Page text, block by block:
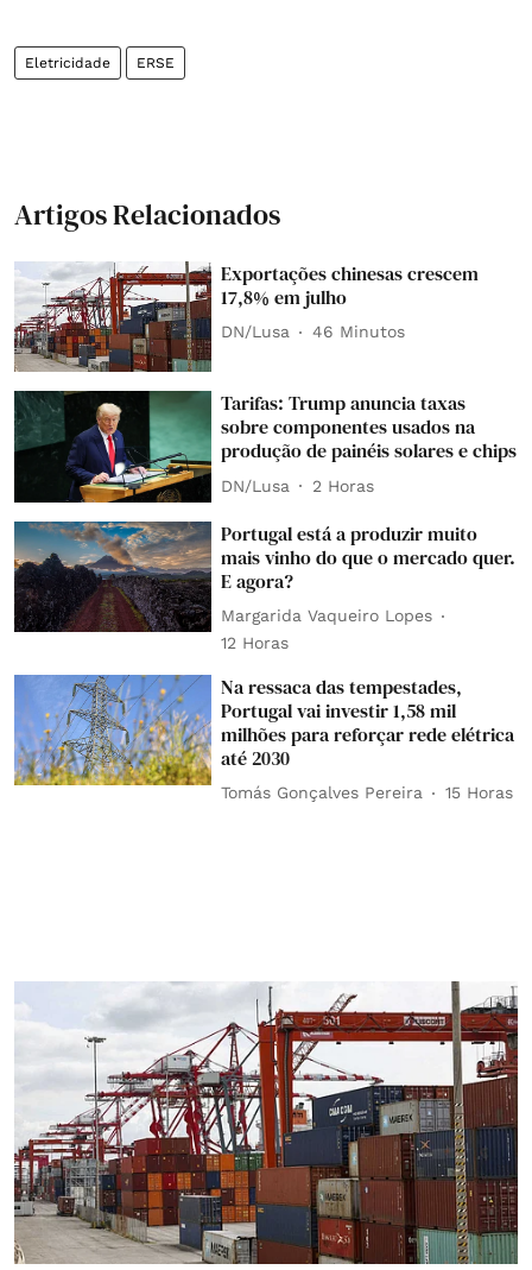
Eletricidade ERSE
Artigos Relacionados
Exportações chinesas crescem
17,8% em julho
DN/Lusa 46 Minutos
Tarifas: Trump anuncia taxas
sobre componentes usados na
produção de painéis solares e chips
DN/Lusa 2 Horas
Portugal está a produzir muito
mais vinho do que o mercado quer.
E agora?
Margarida Vaqueiro Lopes
12 Horas
Na ressaca das tempestades,
Portugal vai investir 1,58 mil
milhões para reforçar rede elétrica
até 2030
Tomás Gonçalves Pereira 15 Horas